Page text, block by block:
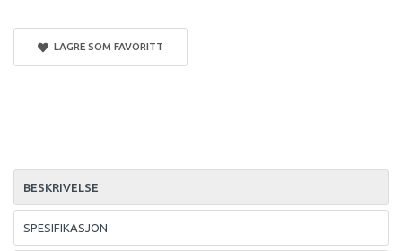
LAGRE SOM FAVORITT
BESKRIVELSE
SPESIFIKASJON